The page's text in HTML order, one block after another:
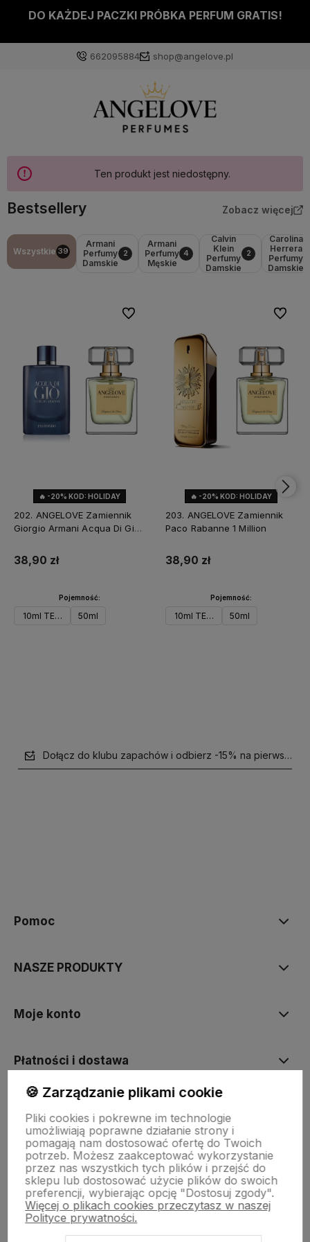
DO KAŻDEJ PACZKI PRÓBKA PERFUM GRATIS!
662095884 shop@angelove.pl
Ten produkt jest niedostępny.
Bestsellery Zobacz więcej
Wszystkie 39
Armani
Perfumy
Damskie
2
Armani
Perfumy
Męskie
4
Calvin
Klein
Perfumy
Damskie
2
Carolina
Herrera
Perfumy
Damskie
🔥 -20% KOD: HOLIDAY
202. ANGELOVE Zamiennik
Giorgio Armani Acqua Di Gio
38,90 zł
Pojemność:
10ml TESTER 50ml
Do ulubionych
🔥 -20% KOD: HOLIDAY
203. ANGELOVE Zamiennik
Paco Rabanne 1 Million
38,90 zł
Pojemność:
10ml TESTER 50ml
Do
Dołącz do klubu zapachów i odbierz -15% na pierwsze
Pomoc
NASZE PRODUKTY
Moje konto
Płatności i dostawa
O nas
🍪 Zarządzanie plikami cookie
Pliki cookies i pokrewne im technologie
umożliwiają poprawne działanie strony i
pomagają nam dostosować ofertę do Twoich
potrzeb. Możesz zaakceptować wykorzystanie
przez nas wszystkich tych plików i przejść do
sklepu lub dostosować użycie plików do swoich
preferencji, wybierając opcję "Dostosuj zgody".
Więcej o plikach cookies przeczytasz w naszej
Polityce prywatności.